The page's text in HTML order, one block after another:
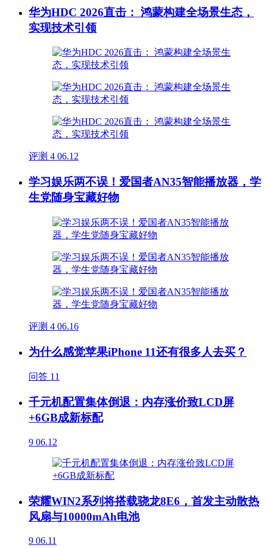
华为HDC 2026直击： 鸿蒙构建全场景生态，
实现技术引领
评测 4 06.12
学习娱乐两不误！爱国者AN35智能播放器，学
生党随身宝藏好物
评测 4 06.16
为什么感觉苹果iPhone 11还有很多人去买？
问答 11
千元机配置集体倒退：内存涨价致LCD屏
+6GB成新标配
9 06.12
荣耀WIN2系列将搭载骁龙8E6，首发主动散热
风扇与10000mAh电池
9 06.11